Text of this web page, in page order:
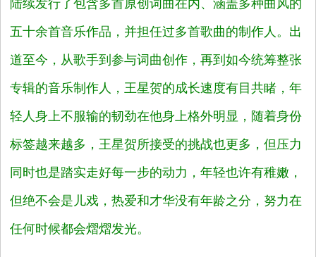
陆续发行了包含多首原创词曲在内、涵盖多种曲风的
五十余首音乐作品，并担任过多首歌曲的制作人。出
道至今，从歌手到参与词曲创作，再到如今统筹整张
专辑的音乐制作人，王星贺的成长速度有目共睹，年
轻人身上不服输的韧劲在他身上格外明显，随着身份
标签越来越多，王星贺所接受的挑战也更多，但压力
同时也是踏实走好每一步的动力，年轻也许有稚嫩，
但绝不会是儿戏，热爱和才华没有年龄之分，努力在
任何时候都会熠熠发光。